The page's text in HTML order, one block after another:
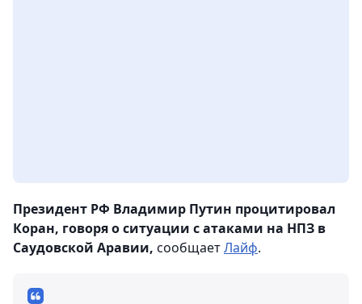
Президент РФ Владимир Путин процитировал
Коран, говоря о ситуации с атаками на НПЗ в
Саудовской Аравии, сообщаетЛайф.